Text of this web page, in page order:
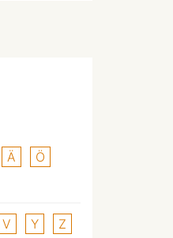
Ä
Ö
V Y Z